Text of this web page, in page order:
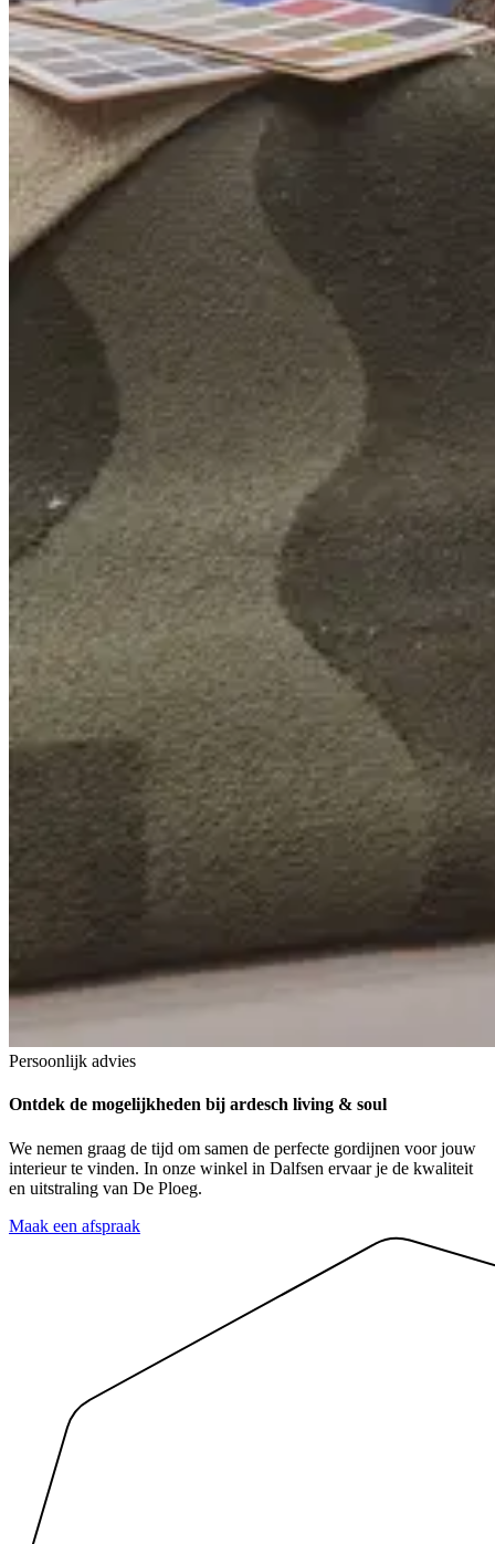
Persoonlijk advies
Ontdek de mogelijkheden bij ardesch living & soul
We nemen graag de tijd om samen de perfecte gordijnen voor jouw
interieur te vinden. In onze winkel in Dalfsen ervaar je de kwaliteit
en uitstraling van De Ploeg.
Maak een afspraak